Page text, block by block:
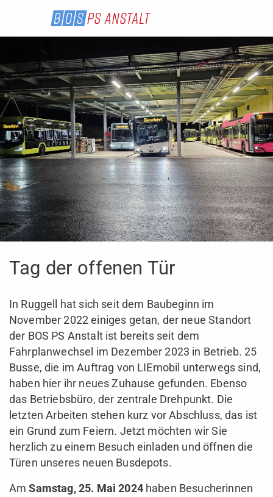
Tag der offenen Tür
In Ruggell hat sich seit dem Baubeginn im
November 2022 einiges getan, der neue Standort
der BOS PS Anstalt ist bereits seit dem
Fahrplanwechsel im Dezember 2023 in Betrieb. 25
Busse, die im Auftrag von LIEmobil unterwegs sind,
haben hier ihr neues Zuhause gefunden. Ebenso
das Betriebsbüro, der zentrale Drehpunkt. Die
letzten Arbeiten stehen kurz vor Abschluss, das ist
ein Grund zum Feiern. Jetzt möchten wir Sie
herzlich zu einem Besuch einladen und öffnen die
Türen unseres neuen Busdepots.
AmSamstag, 25. Mai 2024haben Besucherinnen